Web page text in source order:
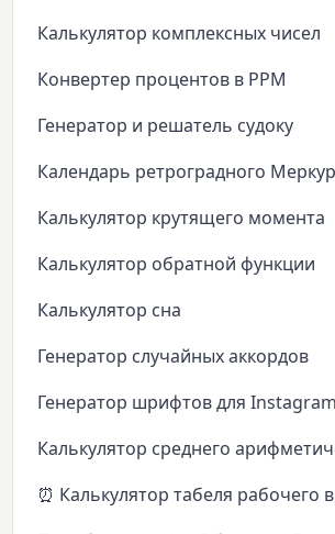
Калькулятор комплексных чисел
Конвертер процентов в PPM
Генератор и решатель судоку
Календарь ретроградного
Калькулятор крутящего момента
Калькулятор обратной функции
Калькулятор сна
Генератор случайных аккордов
Генератор шрифтов для Instagram
Калькулятор среднего
⏰ Калькулятор табеля рабочего